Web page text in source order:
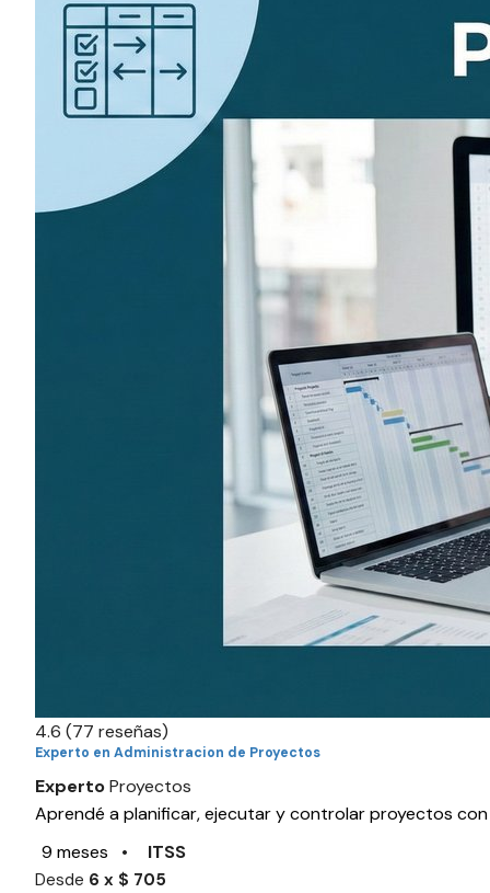
4.6(77 reseñas)
Experto en Administracion de Proyectos
Experto Proyectos
Aprendé a planificar, ejecutar y controlar proyectos
9 meses
• ITSS
Desde 6 x $ 705